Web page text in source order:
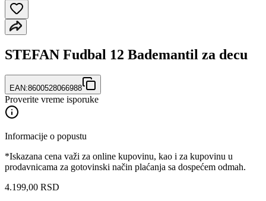
STEFAN Fudbal 12 Bademantil za decu
EAN:8600528066988
Proverite vreme isporuke
Informacije o popustu
*Iskazana cena važi za online kupovinu, kao i za kupovinu u
prodavnicama za gotovinski način plaćanja sa dospećem odmah.
4.199,00 RSD